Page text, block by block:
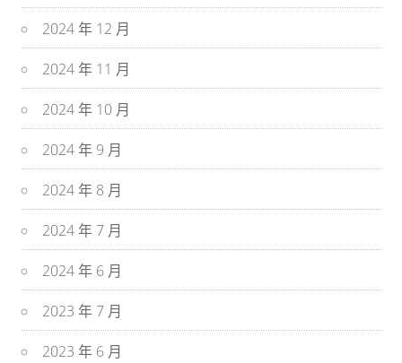
2024 年 12 月
2024 年 11 月
2024 年 10 月
2024 年 9 月
2024 年 8 月
2024 年 7 月
2024 年 6 月
2023 年 7 月
2023 年 6 月